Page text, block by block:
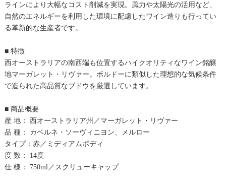
ラインにより大幅なコスト削減を実現。風力や太陽光の活用など、
自然のエネルギーを利用した環境に配慮したワイン造りも行ってい
る革新的な生産者です。
■ 特徴
西オーストラリアの南西端も位置するハイクオリティなワイン銘醸
地マーガレット・リヴァー。ボルドーに類似した理想的な気候条件
で造られた高品質なブドウを厳選しています。
■ 商品概要
産 地： 西オーストラリア州／マーガレット・リヴァー
品 種： カベルネ・ソーヴィニヨン、メルロー
タイプ：赤／ミディアムボディ
度 数： 14度
仕 様： 750ml／スクリューキャップ